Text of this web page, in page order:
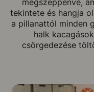
megszeppenve,
tekintete és hangja
a pillanattól minden
halk
csörgedezése